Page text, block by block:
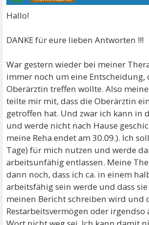
Hallo!
DANKE für eure lieben Antworten !!!
War gestern wieder bei meiner
immer noch um eine Entscheidung,
Oberärztin treffen wollte. Also
teilte mir mit, dass die Oberärztin
getroffen hat. Und zwar ich kann in
und werde nicht nach Hause
meine Reha endet am 30.09.). Ich
Tage) für mich nutzen und werde
arbeitsunfähig entlassen. Meine
dann noch, dass ich ca. in einem
arbeitsfähig sein werde und dass
meinen Bericht schreiben wird und
Restarbeitsvermögen oder irgendso